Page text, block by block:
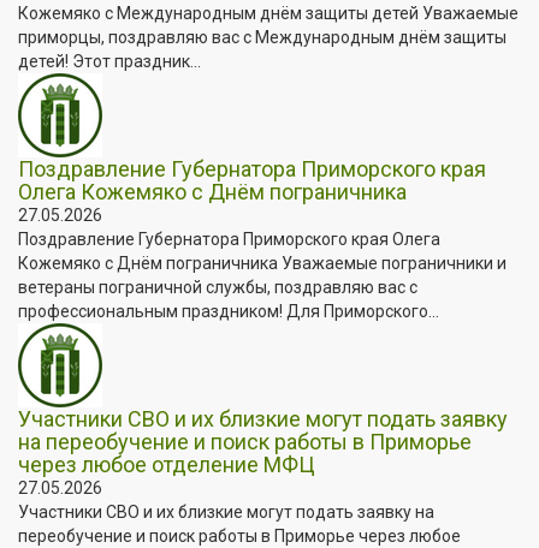
Кожемяко с Международным днём защиты детей Уважаемые
приморцы, поздравляю вас с Международным днём защиты
детей! Этот праздник...
Поздравление Губернатора Приморского края
Олега Кожемяко с Днём пограничника
27.05.2026
Поздравление Губернатора Приморского края Олега
Кожемяко с Днём пограничника Уважаемые пограничники и
ветераны пограничной службы, поздравляю вас с
профессиональным праздником! Для Приморского...
Участники СВО и их близкие могут подать заявку
на переобучение и поиск работы в Приморье
через любое отделение МФЦ
27.05.2026
Участники СВО и их близкие могут подать заявку на
переобучение и поиск работы в Приморье через любое